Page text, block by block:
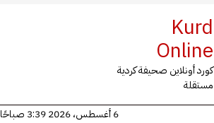
Kurd
Online
كورد أونلاين صحيفة كردية
مستقلة
6 أغسطس، 2026 3:39 صباحًا